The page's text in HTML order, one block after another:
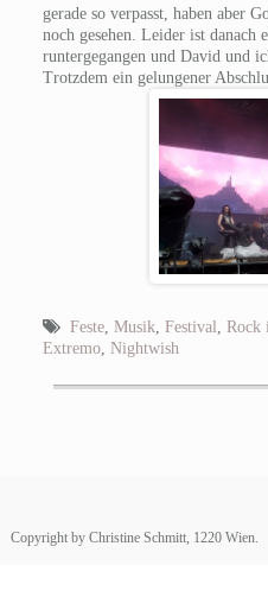
gerade so verpasst, haben aber
noch gesehen. Leider ist danach
runtergegangen und David und
Trotzdem ein gelungener
Feste, Musik Festival Rock
Extremo, Nightwish
Copyright by Christine Schmitt, 1220 Wien.